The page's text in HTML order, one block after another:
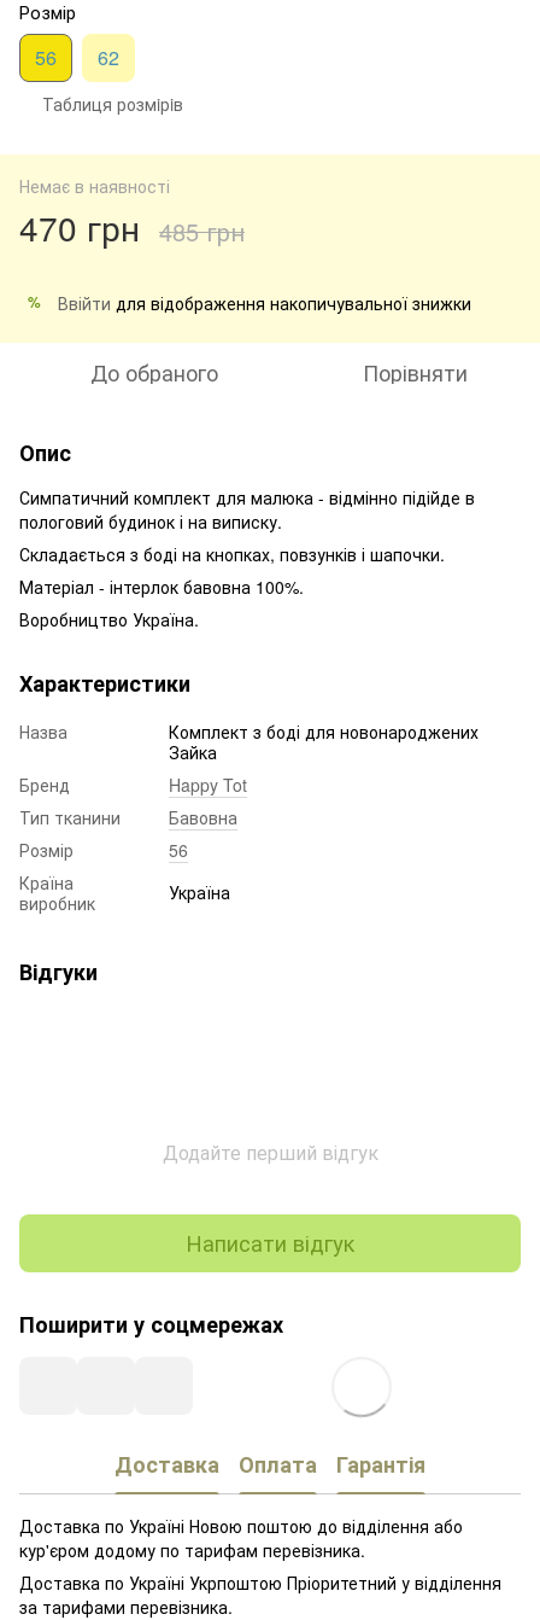
Розмір
56 62
Таблиця розмiрiв
Немає в наявності
470 грн 485 грн
% Ввійти для відображення накопичувальної знижки
До обраного Порівняти
Опис
Симпатичний комплект для малюка - відмінно підійде в
пологовий будинок і на виписку.
Складається з боді на кнопках, повзунків і шапочки.
Матеріал - інтерлок бавовна 100%.
Воробництво Україна.
Характеристики
Назва
Комплект з боді для новонароджених
Зайка
Бренд
Happy Tot
Тип тканини
Бавовна
Розмір
56
Країна
виробник
Україна
Відгуки
Додайте перший відгук
Написати відгук
Поширити у соцмережах
Доставка Оплата Гарантія
Доставка по Україні Новою поштою до відділення або
кур'єром додому по тарифам перевізника.
Доставка по Україні Укрпоштою Пріоритетний у відділення
за тарифами перевізника.